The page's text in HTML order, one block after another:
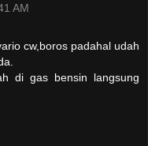
AM
cw,boros padahal udah
di gas bensin langsung